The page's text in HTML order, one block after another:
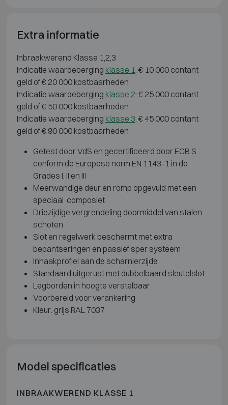
Extra informatie
Inbraakwerend Klasse 1,2,3
Indicatie waardeberging klasse 1 : € 10 000 contant
geld of € 20 000 kostbaarheden
Indicatie waardeberging klasse 2: € 25 000 contant
geld of € 50 000 kostbaarheden
Indicatie waardeberging klasse 3: € 45 000 contant
geld of € 90 000 kostbaarheden
Getest door VdS en gecertificeerd door ECB.S
conform de Europese norm EN 1143-1 in de
Grades I, II en III
Meerwandige deur en romp opgevuld met een
speciaal composiet
Driezijdige vergrendeling doormiddel van stalen
schoten
Slot en regelwerk beschermt met extra
bepantseringen en passief sper systeem
Inhaakprofiel aan de scharnierzijde
Standaard uitgerust met dubbelbaard sleutelslot
Legborden in hoogte verstelbaar
Voorbereid voor verankering
Kleur: grijs RAL 7037
Model specificaties
INBRAAKWEREND KLASSE 1